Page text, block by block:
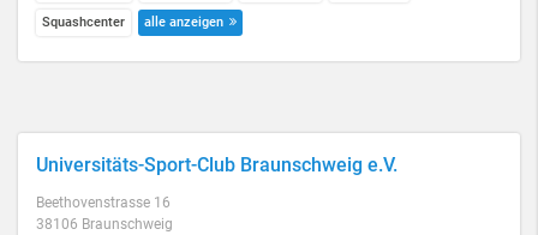
Squashcenter alle anzeigen
Universitäts-Sport-Club Braunschweig e.V.
Beethovenstrasse 16
38106 Braunschweig